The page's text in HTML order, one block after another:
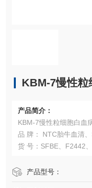
KBM-7慢性粒
产品简介：
KBM-7慢性粒细胞白血
品 牌： NTC胎牛血清
货 号：SFBE、F2442
温馨提示：本产品仅限
产品型号：